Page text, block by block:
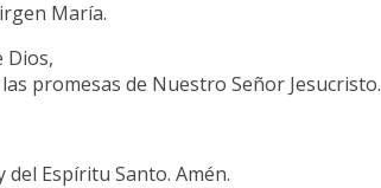
María.
Dios,
promesas de Nuestro Señor Jesucristo.
del Espíritu Santo. Amén.